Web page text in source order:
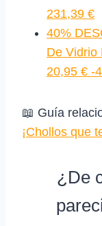
231,39 €
40%
De
20,95 € -
📖 Guía
¡Chollos que
¿De